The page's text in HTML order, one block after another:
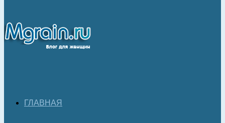
ГЛАВНАЯ